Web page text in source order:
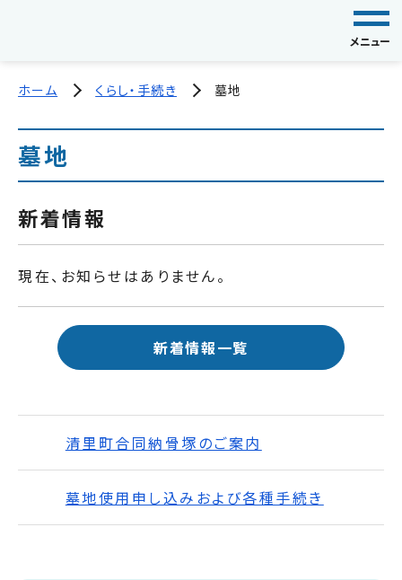
メニュー
ホーム くらし・手続き 墓地
墓地
新着情報
現在、お知らせはありません。
新着情報一覧
清里町合同納骨塚のご案内
墓地使用申し込みおよび各種手続き